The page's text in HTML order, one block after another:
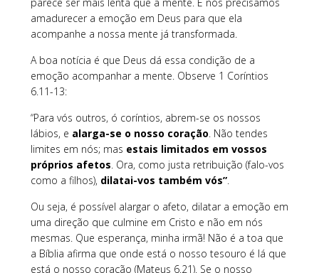
amadurecer a emoção em Deus para que ela
acompanhe a nossa mente já transformada.
A boa notícia é que Deus dá essa condição de a
emoção acompanhar a mente. Observe 1 Coríntios
6.11-13:
“Para vós outros, ó coríntios, abrem-se os nossos
lábios, e alarga-se o nosso coração. Não tendes
limites em nós; mas estais limitados em vossos
próprios afetos. Ora, como justa retribuição (falo-vos
como a filhos), dilatai-vos também vós”.
Ou seja, é possível alargar o afeto, dilatar a emoção em
uma direção que culmine em Cristo e não em nós
mesmas. Que esperança, minha irmã! Não é a toa que
a Bíblia afirma que onde está o nosso tesouro é lá que
está o nosso coração (Mateus 6.21). Se o nosso